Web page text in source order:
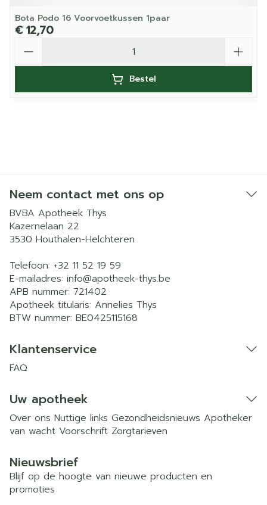
Bota Podo 16 Voorvoetkussen 1paar
€ 12,70
Bestel
Neem contact met ons op
BVBA Apotheek Thys
Kazernelaan 22
3530 Houthalen-Helchteren
Telefoon: +32 11 52 19 59
E-mailadres: info@apotheek-thys.be
APB nummer: 721402
Apotheek titularis: Annelies Thys
BTW nummer: BE0425115168
Klantenservice
FAQ
Uw apotheek
Over ons Nuttige links Gezondheidsnieuws Apotheker
van wacht Voorschrift Zorgtarieven
Nieuwsbrief
Blijf op de hoogte van nieuwe producten en
promoties